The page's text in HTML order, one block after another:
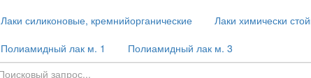
Лаки силиконовые, кремнийорганические
Лаки химически
Полиамидный лак м. 1
Полиамидный лак м. 3